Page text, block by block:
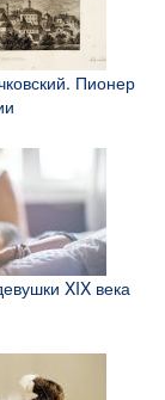
Пионер
XIX века